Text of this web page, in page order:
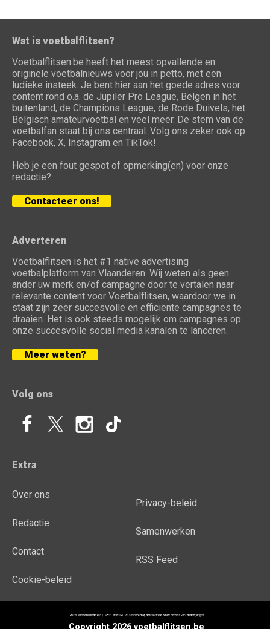
Wat is voetbalflitsen?
Voetbalflitsen.be heeft het meest opvallende en
originele voetbalnieuws voor jou in petto, met een
ludieke insteek. Je bent hier aan het goede adres voor
content rond o.a. de Jupiler Pro League, Belgen in het
buitenland, de Champions League, de Rode Duivels, het
Belgisch amateurvoetbal en veel meer. De stem van de
voetbalfan staat bij ons centraal. Volg ons zeker ook op
Facebook, X, Instagram en TikTok!
Heb je een fout gespot of opmerking(en) voor onze
redactie?
Contacteer ons!
Adverteren
Voetbalflitsen is het #1 native advertising
voetbalplatform van Vlaanderen. Wij weten als geen
ander uw merk en/of campagne door te vertalen naar
relevante content voor Voetbalflitsen, waardoor we in
staat zijn zeer succesvolle en efficiënte campagnes te
draaien. Het is ook steeds mogelijk om campagnes op
onze succesvolle social media kanalen te lanceren.
Meer weten?
Volg ons
Extra
Over ons
Redactie
Contact
Cookie-beleid
Privacy-beleid
Samenwerken
RSS Feed
Copyright 2026 voetbalflitsen.be